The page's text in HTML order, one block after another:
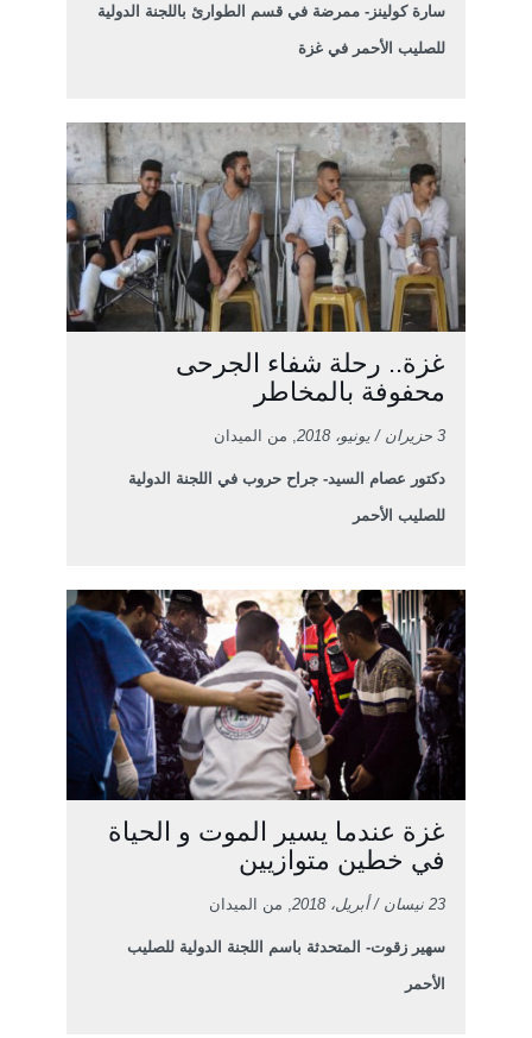
سارة كولينز- ممرضة في قسم الطوارئ باللجنة الدولية
للصليب الأحمر في غزة
غزة.. رحلة شفاء الجرحى
محفوفة بالمخاطر
3 حزيران / يونيو، 2018 , من الميدان
دكتور عصام السيد- جراح حروب في اللجنة الدولية
للصليب الأحمر
غزة عندما يسير الموت و الحياة
في خطين متوازيين
23 نيسان / أبريل، 2018 , من الميدان
سهير زقوت- المتحدثة باسم اللجنة الدولية للصليب
الأحمر